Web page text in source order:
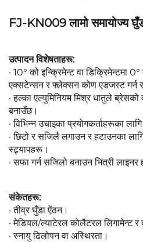
FJ-KN009 लामो समायोज्य
उत्पादन विशेषताहरू:
· 10° को इन्क्रिमेन्ट वा डिक्रिमेन्टमा
एक्सटेन्सन र फ्लेक्सन कोण एडजस्ट गर्न
· हल्का एल्युमिनियम मिश्र धातुले
बनाउँछ।
· विभिन्न उचाइका प्रयोगकर्ताहरूका
· छिटो र सजिलै लगाउन र हटाउनका
स्ट्र्यापहरू।
· सफा गर्न सजिलो बनाउन भित्री
संकेतहरू:
· तीव्र घुँडा ऐंठन।
· मेडियल/ल्याटेरल कोलैटरल लिगामेन्ट
· स्नायु ढिलोपन वा अस्थिरता।